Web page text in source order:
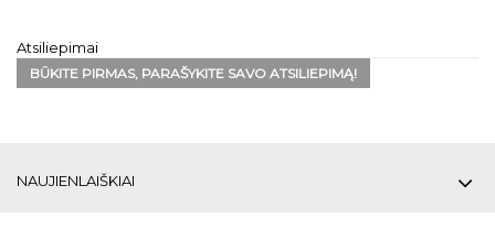
Atsiliepimai
BŪKITE PIRMAS, PARAŠYKITE SAVO ATSILIEPIMĄ!
NAUJIENLAIŠKIAI